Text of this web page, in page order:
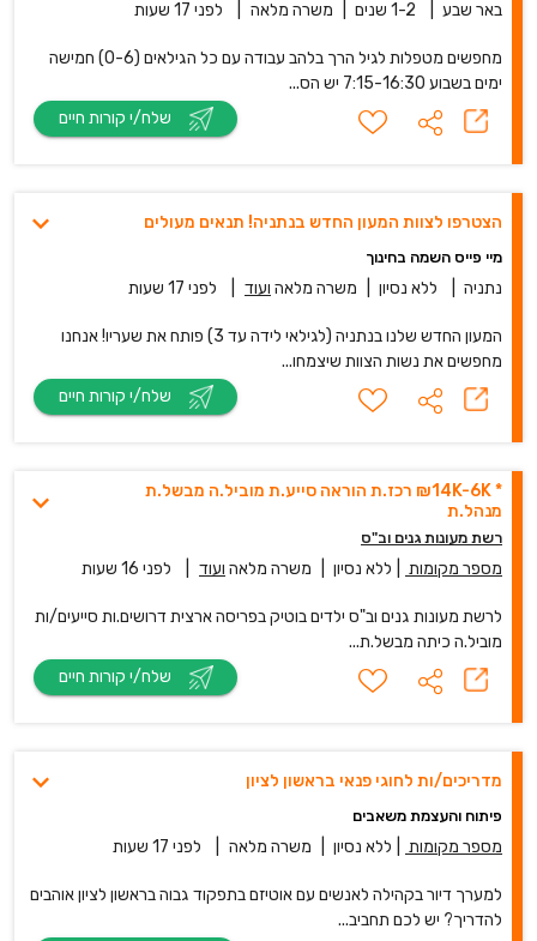
באר שבע 1-2 שנים משרה מלאה לפני 17 שעות
מחפשים מטפלות לגיל הרך בלהב עבודה עם כל הגילאים (0-6) חמישה
ימים בשבוע 7:15-16:30 יש הס...
הצטרפו לצוות המעון החדש בנתניה! תנאים מעולים
מיי פייס השמה בחינוך
נתניה ללא נסיון משרה מלאה ועוד לפני 17 שעות
המעון החדש שלנו בנתניה (לגילאי לידה עד 3) פותח את שעריו! אנחנו
מחפשים את נשות הצוות שיצמחו...
* 14K-6K₪ רכז.ת הוראה סייע.ת מוביל.ה מבשל.ת
מנהל.ת
רשת מעונות גנים וב"ס
מספר מקומות ללא נסיון משרה מלאה ועוד לפני 16 שעות
לרשת מעונות גנים וב"ס ילדים בוטיק בפריסה ארצית דרושים.ות סייעים/ות
מוביל.ה כיתה מבשל.ת...
מדריכים/ות לחוגי פנאי בראשון לציון
פיתוח והעצמת משאבים
מספר מקומות ללא נסיון משרה מלאה לפני 17 שעות
למערך דיור בקהילה לאנשים עם אוטיזם בתפקוד גבוה בראשון לציון אוהבים
להדריך? יש לכם תחביב...